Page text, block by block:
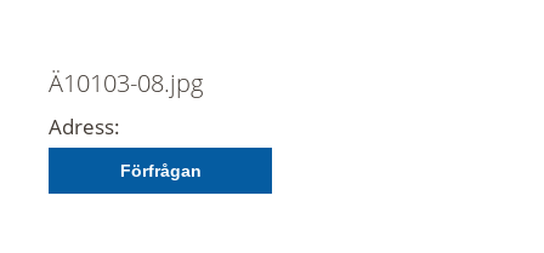
Ä10103-08.jpg
Adress:
Förfrågan